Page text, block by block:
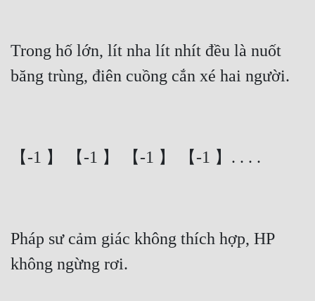
Trong hố lớn, lít nha lít nhít đều là nuốt
băng trùng, điên cuồng cắn xé hai người.
【-1 】 【-1 】 【-1 】 【-1 】. . . .
Pháp sư cảm giác không thích hợp, HP
không ngừng rơi.